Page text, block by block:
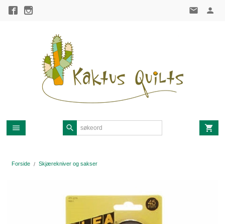
Gå
Forside Skjærekniver og sakser